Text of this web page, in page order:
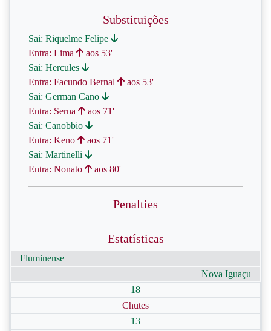
Substituições
Sai: Riquelme Felipe
Entra: Lima
aos 53'
Sai: Hercules
Entra: Facundo Bernal
aos 53'
Sai: German Cano
Entra: Serna
aos 71'
Sai: Canobbio
Entra: Keno
aos 71'
Sai: Martinelli
Entra: Nonato
aos 80'
Penalties
Estatísticas
Fluminense
Nova Iguaçu
18
Chutes
13